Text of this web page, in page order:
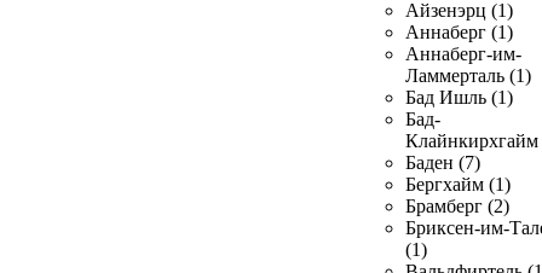
Айзенэрц (1)
Аннаберг (1)
Аннаберг-им-
Ламмерталь (1)
Бад Ишль (1)
Бад-
Клайнкирхгайм
Баден (7)
Бергхайм (1)
Брамберг (2)
Бриксен-им-
(1)